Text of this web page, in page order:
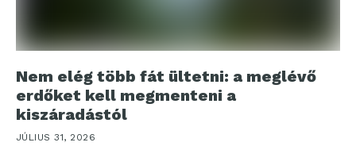
Nem elég több fát ültetni: a meglévő
erdőket kell megmenteni a
kiszáradástól
JÚLIUS 31, 2026